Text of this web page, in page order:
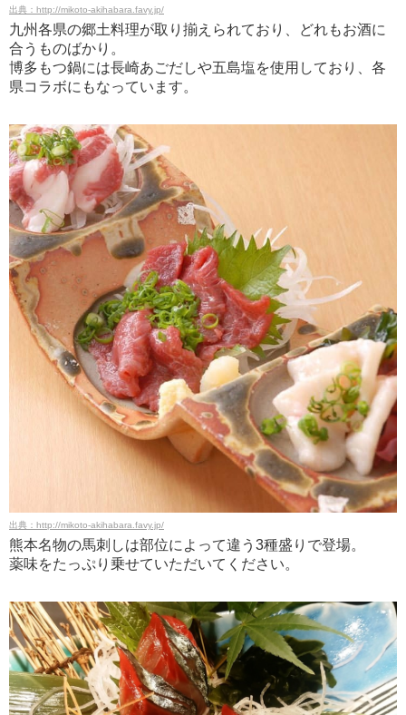
出典：http://mikoto-akihabara.favy.jp/
九州各県の郷土料理が取り揃えられており、どれもお酒に
合うものばかり。
博多もつ鍋には長崎あごだしや五島塩を使用しており、各
県コラボにもなっています。
出典：http://mikoto-akihabara.favy.jp/
熊本名物の馬刺しは部位によって違う3種盛りで登場。
薬味をたっぷり乗せていただいてください。